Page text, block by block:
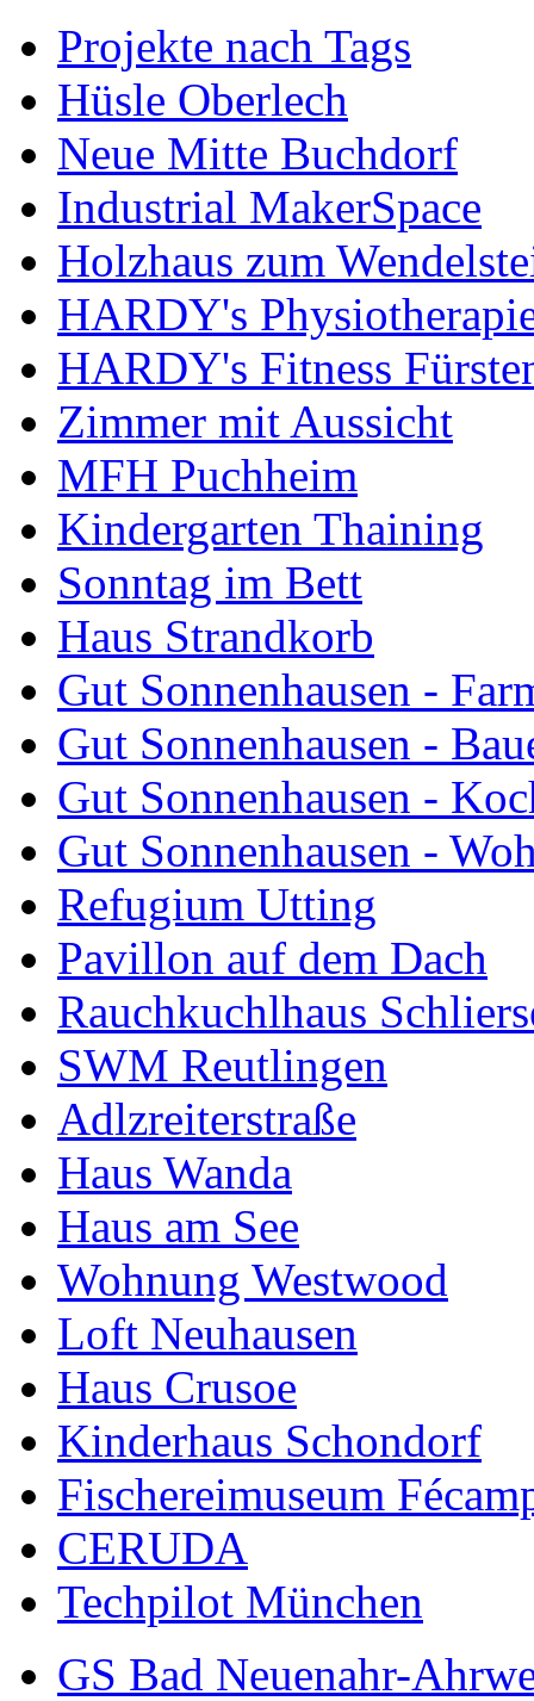
Projekte nach Tags
Hüsle Oberlech
Neue Mitte Buchdorf
Industrial MakerSpace
Holzhaus zum
HARDY's
HARDY's Fitness
Zimmer mit Aussicht
MFH Puchheim
Kindergarten Thaining
Sonntag im Bett
Haus Strandkorb
Gut Sonnenhausen -
Gut Sonnenhausen -
Gut Sonnenhausen -
Gut Sonnenhausen -
Refugium Utting
Pavillon auf dem Dach
Rauchkuchlhaus
SWM Reutlingen
Adlzreiterstraße
Haus Wanda
Haus am See
Wohnung Westwood
Loft Neuhausen
Haus Crusoe
Kinderhaus Schondorf
Fischereimuseum
CERUDA
Techpilot München
GS Bad Neuenahr-